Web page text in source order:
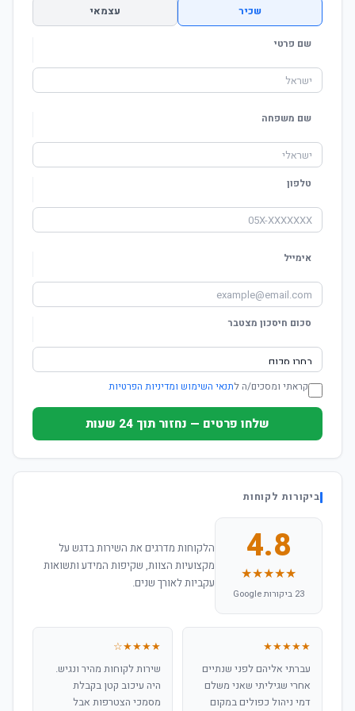
שכיר עצמאי
שם פרטי
שם משפחה
טלפון
אימייל
סכום חיסכון מצטבר
קראתי ומסכים/ה לתנאי השימוש ומדיניות הפרטיות
שלחו פרטים — נחזור תוך 24 שעות
ביקורות לקוחות
4.8
★★★★★
23 ביקורות Google
הלקוחות מדרגים את השירות בדגש על
מקצועיות הצוות, שקיפות המידע ותשואות
עקביות לאורך שנים.
★★★★★
עברתי אליהם לפני שנתיים
אחרי שגיליתי שאני משלם
דמי ניהול כפולים במקום
★★★★☆
שירות לקוחות מהיר ונגיש.
היה עיכוב קטן בקבלת
מסמכי הצטרפות אבל